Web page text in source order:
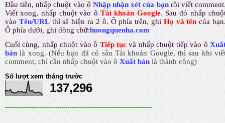
Đầu tiên, nhấp chuột vào ô Nhập nhận xét của bạn rồi viết comment
Viết xong, nhấp chuột vào ô Tài khoản Google. Sau đó nhấp
vào Tên/URL thì sẽ hiện ra 2 ô. Ô phía trên, ghi Họ và tên của
Ô phía dưới, ghi dòng chữ:huongquenha.com
Cuối cùng, nhấp chuột vào ô Tiếp tục và nhấp chuột tiếp vào ô
bản là xong.(Nếu bạn đã có sẵn Tài khoản Google, thì sau khi
comment, chỉ cần nhấp chuột vào ô Xuất bản là thành công)
Số lượt xem tháng trước
137,296
-------------------------------------------------------------------------